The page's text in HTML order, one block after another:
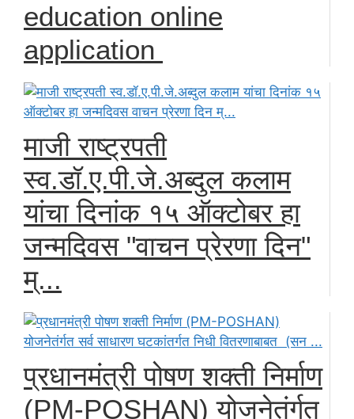
education online
application
माजी राष्ट्रपती
स्व.डॉ.ए.पी.जे.अब्दुल कलाम
यांचा दिनांक १५ ऑक्टोबर हा
जन्मदिवस "वाचन प्रेरणा दिन"
म्...
प्रधानमंत्री पोषण शक्ती निर्माण
(PM-POSHAN) योजनेतंर्गत